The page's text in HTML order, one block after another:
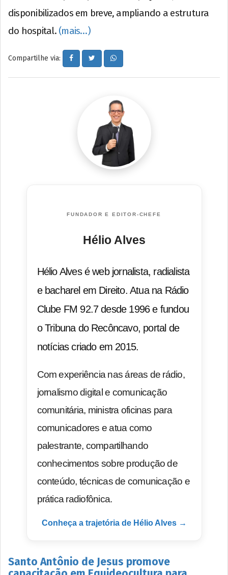
disponibilizados em breve, ampliando a estrutura
do hospital. (mais…)
Compartilhe via:
FUNDADOR E EDITOR-CHEFE
Hélio Alves
Hélio Alves é web jornalista, radialista
e bacharel em Direito. Atua na Rádio
Clube FM 92.7 desde 1996 e fundou
o Tribuna do Recôncavo, portal de
notícias criado em 2015.
Com experiência nas áreas de rádio,
jornalismo digital e comunicação
comunitária, ministra oficinas para
comunicadores e atua como
palestrante, compartilhando
conhecimentos sobre produção de
conteúdo, técnicas de comunicação e
prática radiofônica.
Conheça a trajetória de Hélio Alves →
Santo Antônio de Jesus promove